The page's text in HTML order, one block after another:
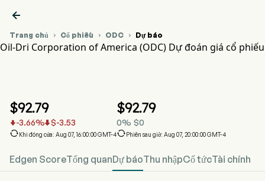

Trang chủ  Cổ phiếu  ODC  Dự báo
Oil-Dri Corporation of America (ODC) Dự đoán giá cổ phiếu
$92.79
-3.66% $-3.53
Khi đóng cửa: Aug 07, 16:00:00 GMT-4
$92.79
0% $0
Phiên sau giờ: Aug 07, 20:00:00 GMT-4
Edgen ScoreTổng quanDự báoThu nhậpCổ tứcTài chính